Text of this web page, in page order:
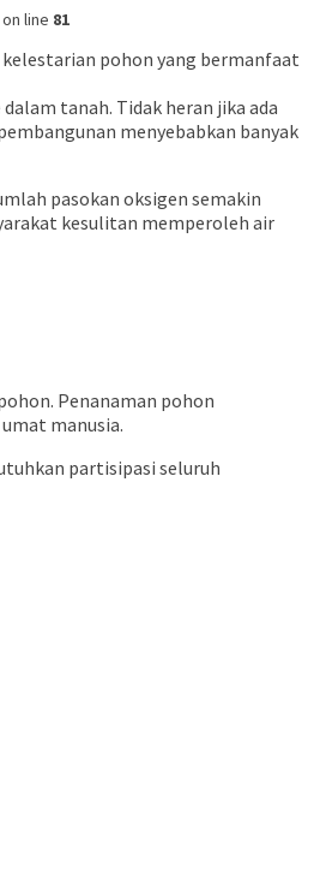
on line 81
pohon yang bermanfaat
tanah. Tidak heran jika ada
menyebabkan banyak
pasokan oksigen semakin
kesulitan memperoleh air
Penanaman pohon
manusia.
partisipasi seluruh